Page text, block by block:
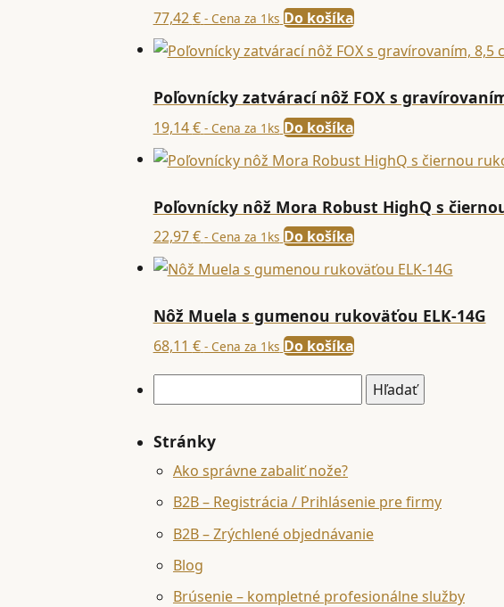
77,42€ - Cena za 1ks Do košíka
Poľovnícky zatvárací nôž FOX s
19,14€ - Cena za 1ks Do košíka
Poľovnícky nôž Mora Robust HighQ s
22,97€ - Cena za 1ks Do košíka
Nôž Muela s gumenou rukoväťou ELK-14G
68,11 € - Cena za 1ks Do košíka
Stránky
Ako správne zabaliť nože?
B2B – Registrácia / Prihlásenie pre firmy
B2B – Zrýchlené objednávanie
Blog
Brúsenie – kompletné profesionálne služby